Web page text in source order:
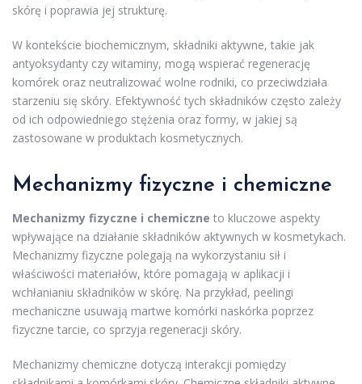
skórę i poprawia jej strukturę.
W kontekście biochemicznym, składniki aktywne, takie jak
antyoksydanty czy witaminy, mogą wspierać regenerację
komórek oraz neutralizować wolne rodniki, co przeciwdziała
starzeniu się skóry. Efektywność tych składników często zależy
od ich odpowiedniego stężenia oraz formy, w jakiej są
zastosowane w produktach kosmetycznych.
Mechanizmy fizyczne i chemiczne
Mechanizmy fizyczne i chemiczne to kluczowe aspekty
wpływające na działanie składników aktywnych w kosmetykach.
Mechanizmy fizyczne polegają na wykorzystaniu sił i
właściwości materiałów, które pomagają w aplikacji i
wchłanianiu składników w skórę. Na przykład, peelingi
mechaniczne usuwają martwe komórki naskórka poprzez
fizyczne tarcie, co sprzyja regeneracji skóry.
Mechanizmy chemiczne dotyczą interakcji pomiędzy